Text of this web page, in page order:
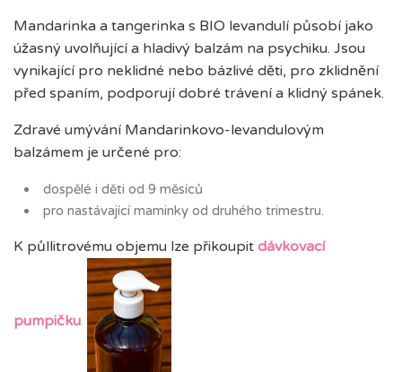
Mandarinka a tangerinka s BIO levandulí působí jako
úžasný uvolňující a hladivý balzám na psychiku. Jsou
vynikající pro neklidné nebo bázlivé děti, pro zklidnění
před spaním, podporují dobré trávení a klidný spánek.
Zdravé umývání Mandarinkovo-levandulovým
balzámem je určené pro:
dospělé i děti od 9 měsíců
pro nastávající maminky od druhého trimestru.
K půllitrovému objemu lze přikoupit dávkovací
pumpičku.